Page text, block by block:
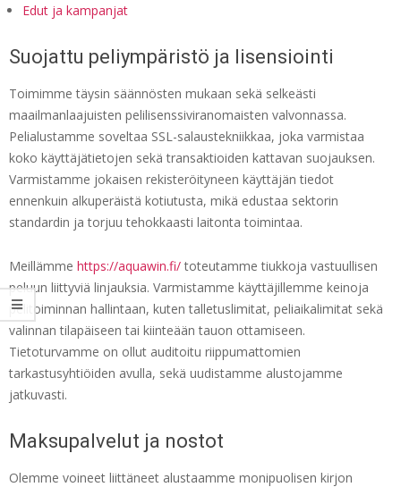
Edut ja kampanjat
Suojattu peliympäristö ja lisensiointi
Toimimme täysin säännösten mukaan sekä selkeästi
maailmanlaajuisten pelilisenssiviranomaisten valvonnassa.
Pelialustamme soveltaa SSL-salaustekniikkaa, joka varmistaa
koko käyttäjätietojen sekä transaktioiden kattavan suojauksen.
Varmistamme jokaisen rekisteröityneen käyttäjän tiedot
ennenkuin alkuperäistä kotiutusta, mikä edustaa sektorin
standardin ja torjuu tehokkaasti laitonta toimintaa.
Meillämme https://aquawin.fi/toteutamme tiukkoja vastuullisen
peluun liittyviä linjauksia. Varmistamme käyttäjillemme keinoja
pelitoiminnan hallintaan, kuten talletuslimitat, peliaikalimitat sekä
valinnan tilapäiseen tai kiinteään tauon ottamiseen.
Tietoturvamme on ollut auditoitu riippumattomien
tarkastusyhtiöiden avulla, sekä uudistamme alustojamme
jatkuvasti.
Maksupalvelut ja nostot
Olemme voineet liittäneet alustaamme monipuolisen kirjon